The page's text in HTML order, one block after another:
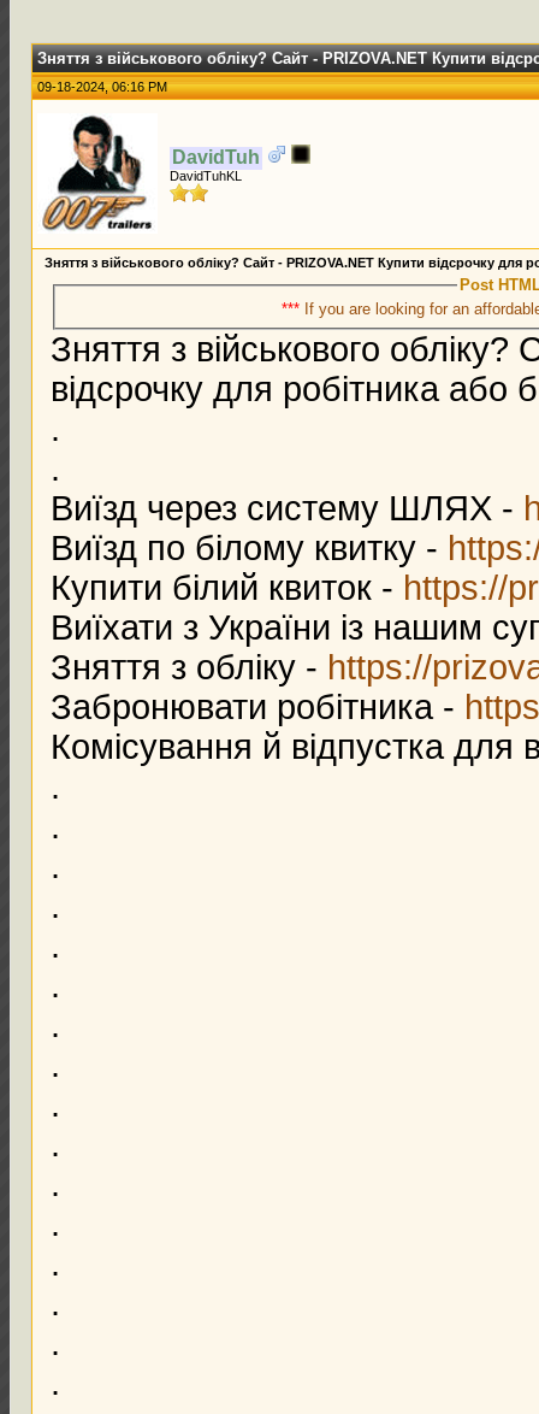
Зняття з військового обліку? Сайт - PRIZOVA.NET Купити
09-18-2024, 06:16 PM
DavidTuh
DavidTuhKL
Зняття з військового обліку? Сайт - PRIZOVA.NET Купити відсрочку для
Post
*** If you are looking for an
Зняття з військового
відсрочку для робітника
.
.
Виїзд через систему ШЛЯХ -
Виїзд по білому квитку -
Купити білий квиток - https://
Виїхати з України із нашим
Зняття з обліку - https://
Забронювати робітника -
Комісування й відпустка для
.
.
.
.
.
.
.
.
.
.
.
.
.
.
.
.